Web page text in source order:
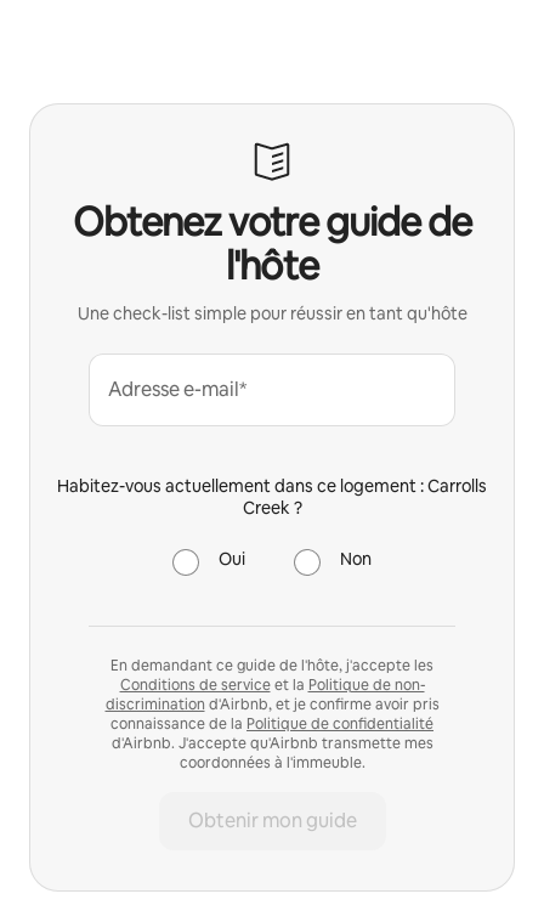
Obtenez votre guide de
l'hôte
Une check-list simple pour réussir en tant qu'hôte
Adresse e-mail*
Habitez-vous actuellement dans ce logement : Carrolls
Creek ?
Oui Non
En demandant ce guide de l'hôte, j'accepte les
Conditions de serviceet la Politique de non-
discrimination d'Airbnb, et je confirme avoir pris
connaissance de la Politique de confidentialité
d'Airbnb. J'accepte qu'Airbnb transmette mes
coordonnées à l'immeuble.
Obtenir mon guide